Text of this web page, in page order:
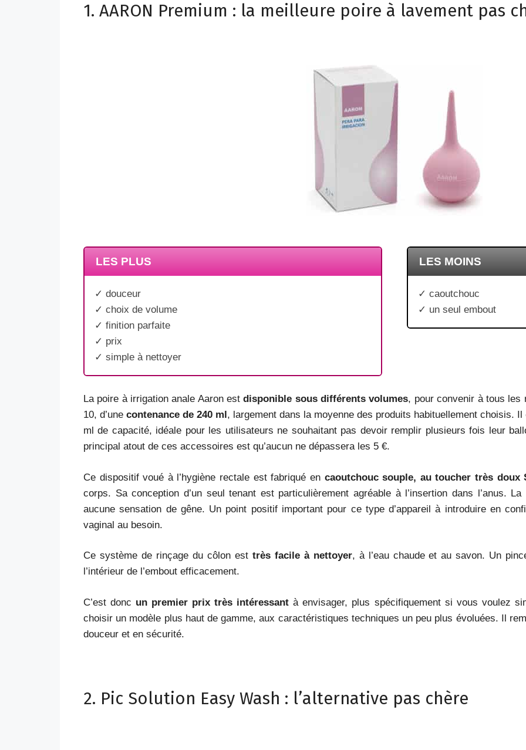
1. AARON Premium : la meilleure poire à lavement pas
LES PLUS
✓ douceur
✓ choix de volume
✓ finition parfaite
✓ prix
✓ simple à nettoyer
LES MOINS
✓ caoutchouc
✓ un seul embout
La poire à irrigation anale Aaron estdisponible sous différents volumes, pour convenir à tous les
10, d’une contenance de 240 ml , largement dans la moyenne des produits habituellement choisis.
ml de capacité, idéale pour les utilisateurs ne souhaitant pas devoir remplir plusieurs fois leur
principal atout de ces accessoires est qu’aucun ne dépassera les 5 €.
Ce dispositif voué à l’hygiène rectale est fabriqué en caoutchouc souple, au toucher très doux
corps. Sa conception d’un seul tenant est particulièrement agréable à l’insertion dans l’anus.
aucune sensation de gêne. Un point positif important pour ce type d’appareil à introduire en
vaginal au besoin.
Ce système de rinçage du côlon est très facile à nettoyer, à l’eau chaude et au savon. Un
l’intérieur de l’embout efficacement.
C’est donc un premier prix très intéressant à envisager, plus spécifiquement si vous voulez
choisir un modèle plus haut de gamme, aux caractéristiques techniques un peu plus évoluées. Il
douceur et en sécurité.
2. Pic Solution Easy Wash : l’alternative pas chère